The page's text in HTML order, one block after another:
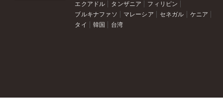
エクアドル
タンザニア
フィリピン
ブルキナファソ
マレーシア セネガル
ケニア
タイ
韓国 台湾